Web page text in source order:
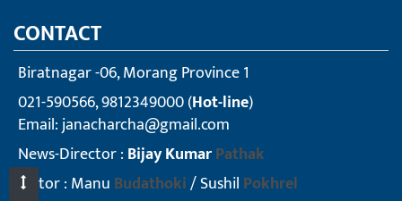
CONTACT
Biratnagar -06, Morang Province 1
021-590566, 9812349000 (Hot-line)
Email:janacharcha@gmail.com
News-Director : Bijay KumarPathak
Editor : Manu Budathoki/ Sushil Pokhrel